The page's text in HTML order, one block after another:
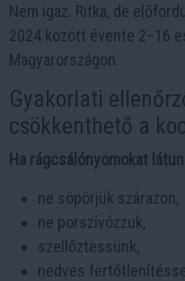
Nem igaz. Ritka, de
2024 között évente 2–16
Magyarországon.
Gyakorlati
csökkenthető a
Ha rágcsálónyomokat
ne söpörjük szárazon,
ne porszívózzuk,
szellőztessünk,
nedves